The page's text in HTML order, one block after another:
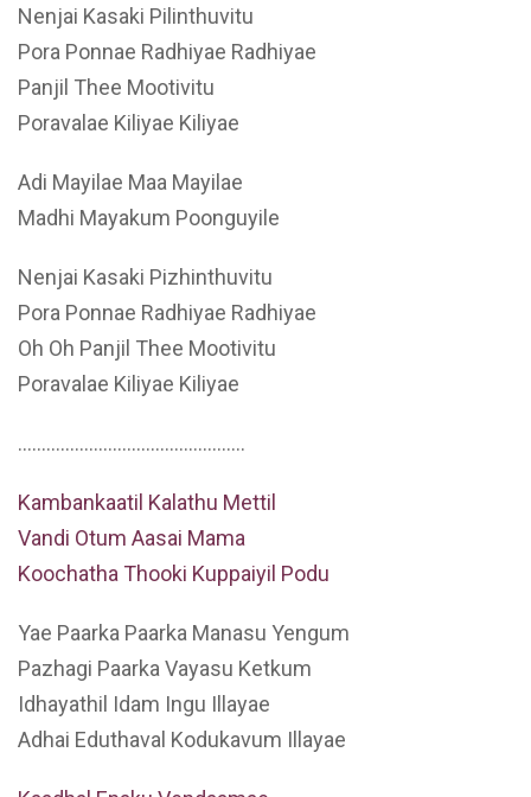
Nenjai Kasaki Pilinthuvitu
Pora Ponnae Radhiyae Radhiyae
Panjil Thee Mootivitu
Poravalae Kiliyae Kiliyae
Adi Mayilae Maa Mayilae
Madhi Mayakum Poonguyile
Nenjai Kasaki Pizhinthuvitu
Pora Ponnae Radhiyae Radhiyae
Oh Oh Panjil Thee Mootivitu
Poravalae Kiliyae Kiliyae
…………………………………………
Kambankaatil Kalathu Mettil
Vandi Otum Aasai Mama
Koochatha Thooki Kuppaiyil Podu
Yae Paarka Paarka Manasu Yengum
Pazhagi Paarka Vayasu Ketkum
Idhayathil Idam Ingu Illayae
Adhai Eduthaval Kodukavum Illayae